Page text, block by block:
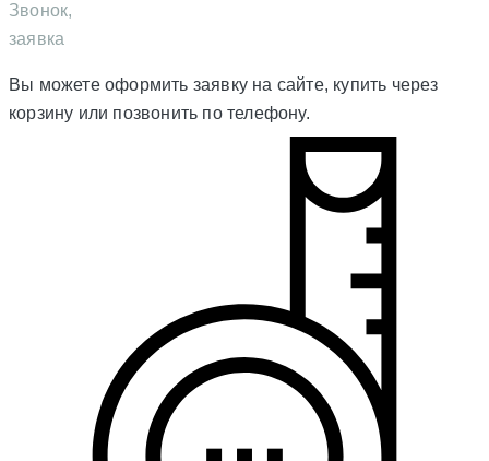
Звонок,
заявка
Вы можете оформить заявку на сайте, купить через
корзину или позвонить по телефону.